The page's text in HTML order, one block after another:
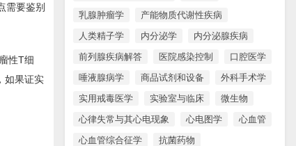
乳腺肿瘤学
产能物质代谢性疾病
人类精子学
内分泌学
内分泌腺疾病
前列腺疾病解答
医院感染控制
口腔医学
唾液腺病学
商品试剂和设备
外科手术学
实用戒毒医学
实验室与临床
微生物
心律失常与其心电现象
心电图学
心血管
心血管综合征学
抗菌药物
需要鉴别
性T细
如果证实